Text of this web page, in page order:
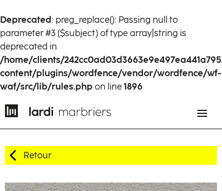
Deprecated: preg_replace(): Passing null to
parameter #3 ($subject) of type array|string is
deprecated in
/home/clients/
content/plugins/wordfence/vendor/wordfence/wf-
waf/src/lib/rules.php on line1896
Retour